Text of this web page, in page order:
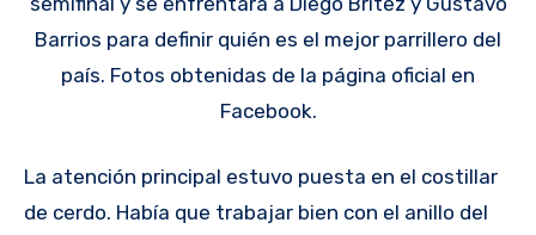
Barrios para definir quién es el mejor parrillero del
país. Fotos obtenidas de la página oficial en
Facebook.
La atención principal estuvo puesta en el costillar
de cerdo. Había que trabajar bien con el anillo del